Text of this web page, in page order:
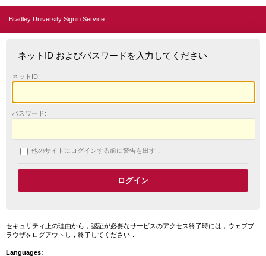
Bradley University Signin Service
ネットID およびパスワードを入力してください
ネットID:
パスワード:
他のサイトにログインする前に警告を出す．
セキュリティ上の理由から，認証が必要なサービスのアクセス終了時には，ウェブブ
ラウザをログアウトし，終了してください．
Languages: